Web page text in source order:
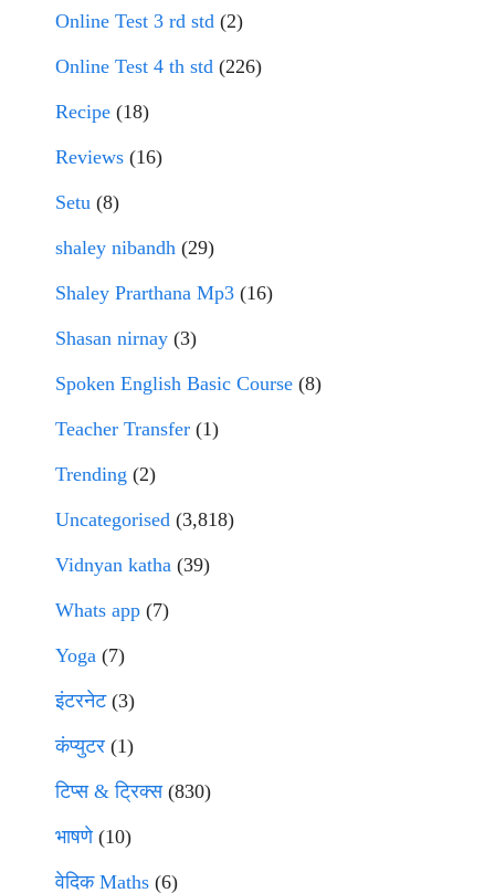
Online Test 3 rd std (2)
Online Test 4 th std (226)
Recipe (18)
Reviews (16)
Setu (8)
shaley nibandh (29)
Shaley Prarthana Mp3 (16)
Shasan nirnay (3)
Spoken English Basic Course (8)
Teacher Transfer (1)
Trending (2)
Uncategorised (3,818)
Vidnyan katha (39)
Whats app (7)
Yoga (7)
इंटरनेट(3)
कंप्युटर (1)
टिप्स & ट्रिक्स(830)
भाषणे(10)
वेदिक Maths (6)